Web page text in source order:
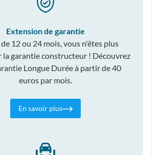
Extension de garantie
12 ou 24 mois, vous n'êtes plus
la garantie constructeur ! Découvrez
Longue Durée à partir de 40
euros par mois.
En savoir plus